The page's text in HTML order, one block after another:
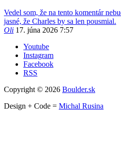
Vedel som, že na tento komentár
jasné, že Charles by sa len pousmial.
Oli 17. júna 2026 7:57
Youtube
Instagram
Facebook
RSS
Copyright © 2026 Boulder.sk
Design + Code = Michal Rusina